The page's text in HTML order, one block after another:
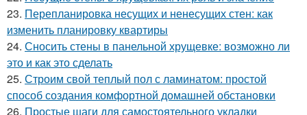
23. Перепланировка несущих и ненесущих стен: как
изменить планировку квартиры
24. Сносить стены в панельной хрущевке: возможно ли
это и как это сделать
25. Строим свой теплый пол с ламинатом: простой
способ создания комфортной домашней обстановки
26. Простые шаги для самостоятельного укладки